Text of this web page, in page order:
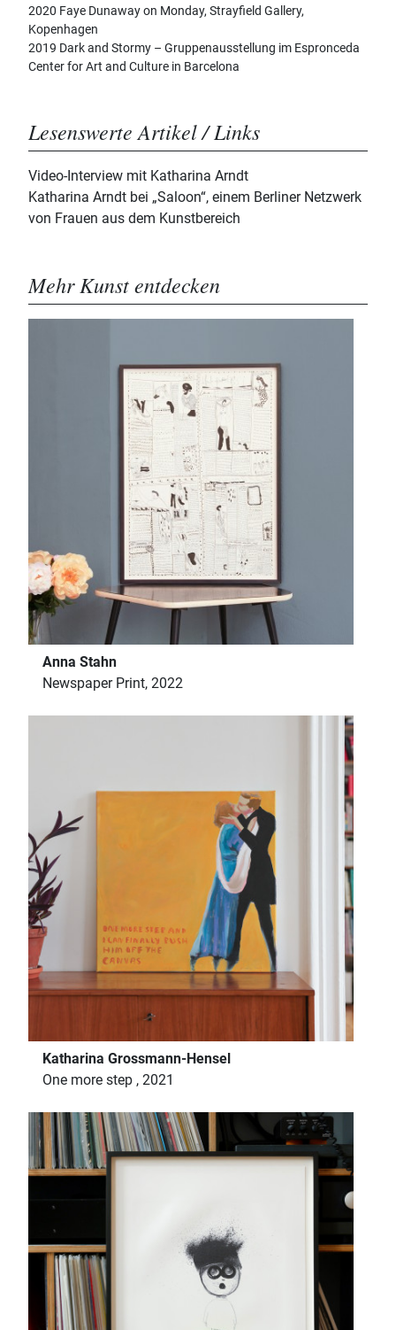
2020 Faye Dunaway on Monday, Strayfield Gallery,
Kopenhagen
2019 Dark and Stormy – Gruppenausstellung im Espronceda
Center for Art and Culture in Barcelona
Lesenswerte Artikel / Links
Video-Interview mit Katharina Arndt
Katharina Arndt bei „Saloon“, einem Berliner Netzwerk
von Frauen aus dem Kunstbereich
Mehr Kunst entdecken
Anna Stahn
Newspaper Print, 2022
Katharina Grossmann-Hensel
One more step , 2021